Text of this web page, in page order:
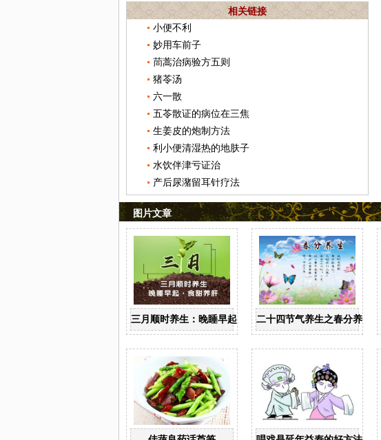
相关链接
小便不利
妙用车前子
茼蒿治病验方五则
猪苓汤
六一散
五苓散证的病位在三焦
生姜皮的炮制方法
利小便清湿热的地肤子
水饮伴津亏证治
产后尿潴留耳针疗法
图片文章
三月顺时养生：晚睡早起 食甜养肝二十四节气养生之春分养生